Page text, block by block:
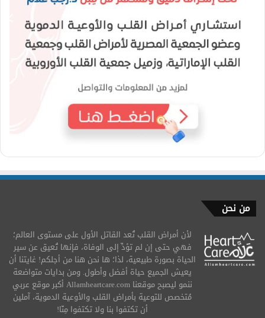
من نحن
لأن أمراض القلب تُعد القاتل الأول على مستوى العالم؛
فهي حتى إن لم تؤدِّ إلى الوفاة، فإنها تُعيق عن سير
الحياة بصورة طبيعية، لذا؛ ها نحن هنا من أجلكم! غايتنا أن
يعيش الجميع حياة أفضل وأطول. ومن بدايات متواضعة
ننمو ليصبح موقعنا Allamheartcare.com أكبر موقع عربي
مُتخصص للتوعية بأمراض القلب والأوعية الدموية، آملين
أن تكتفوا بنا ولا تكتفوا مِنّا!